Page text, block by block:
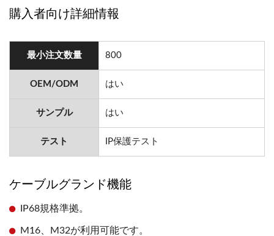
購入者向け詳細情報
最小注文数量 800
OEM/ODM はい
サンプル はい
テスト IP保護テスト
ケーブルグランド機能
IP68規格準拠。
M16、M32が利用可能です。